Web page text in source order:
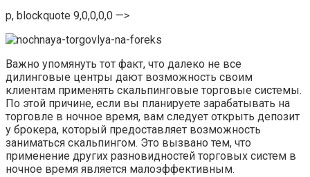
p, blockquote 9,0,0,0,0 —>
Важно упомянуть тот факт, что далеко не все
дилинговые центры дают возможность своим
клиентам применять скальпинговые торговые системы.
По этой причине, если вы планируете зарабатывать на
торговле в ночное время, вам следует открыть депозит
у брокера, который предоставляет возможность
заниматься скальпингом. Это вызвано тем, что
применение других разновидностей торговых систем в
ночное время является малоэффективным.